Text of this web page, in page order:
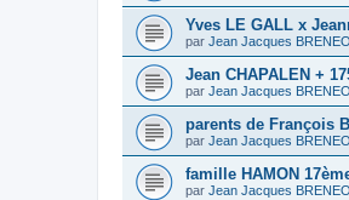
Yves LE GALL x
par Jean Jacques
Jean CHAPALEN +
par Jean Jacques
parents de François
par Jean Jacques
famille HAMON
par Jean Jacques